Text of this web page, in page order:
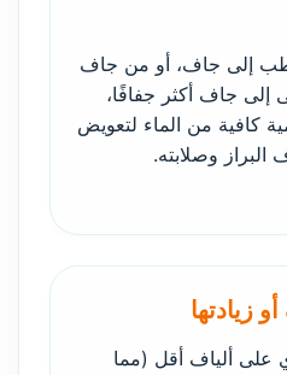
إلى جاف، أو من جاف
إلى جاف أكثر جفافًا،
كافية من الماء لتعويض
وصلابته.
على ألياف أقل (مما